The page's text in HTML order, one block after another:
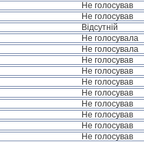
Не голосував
Не голосував
Відсутній
Не голосувала
Не голосувала
Не голосував
Не голосував
Не голосував
Не голосував
Не голосував
Не голосував
Не голосував
Не голосував